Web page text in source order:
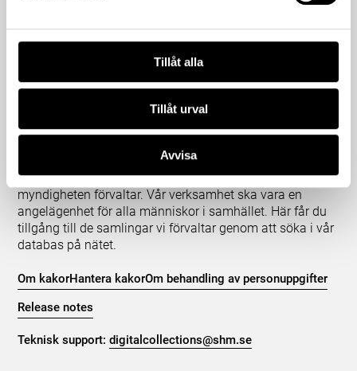
Tillåt alla
Tillåt urval
Avvisa
främja kunskapen om och intresset för Sveriges historia
och att bevara och utveckla det kulturarv som
myndigheten förvaltar. Vår verksamhet ska vara en
angelägenhet för alla människor i samhället. Här får du
tillgång till de samlingar vi förvaltar genom att söka i vår
databas på nätet.
Om kakorHantera kakorOm behandling av personuppgifter
Release notes
Teknisk support:digitalcollections@shm.se